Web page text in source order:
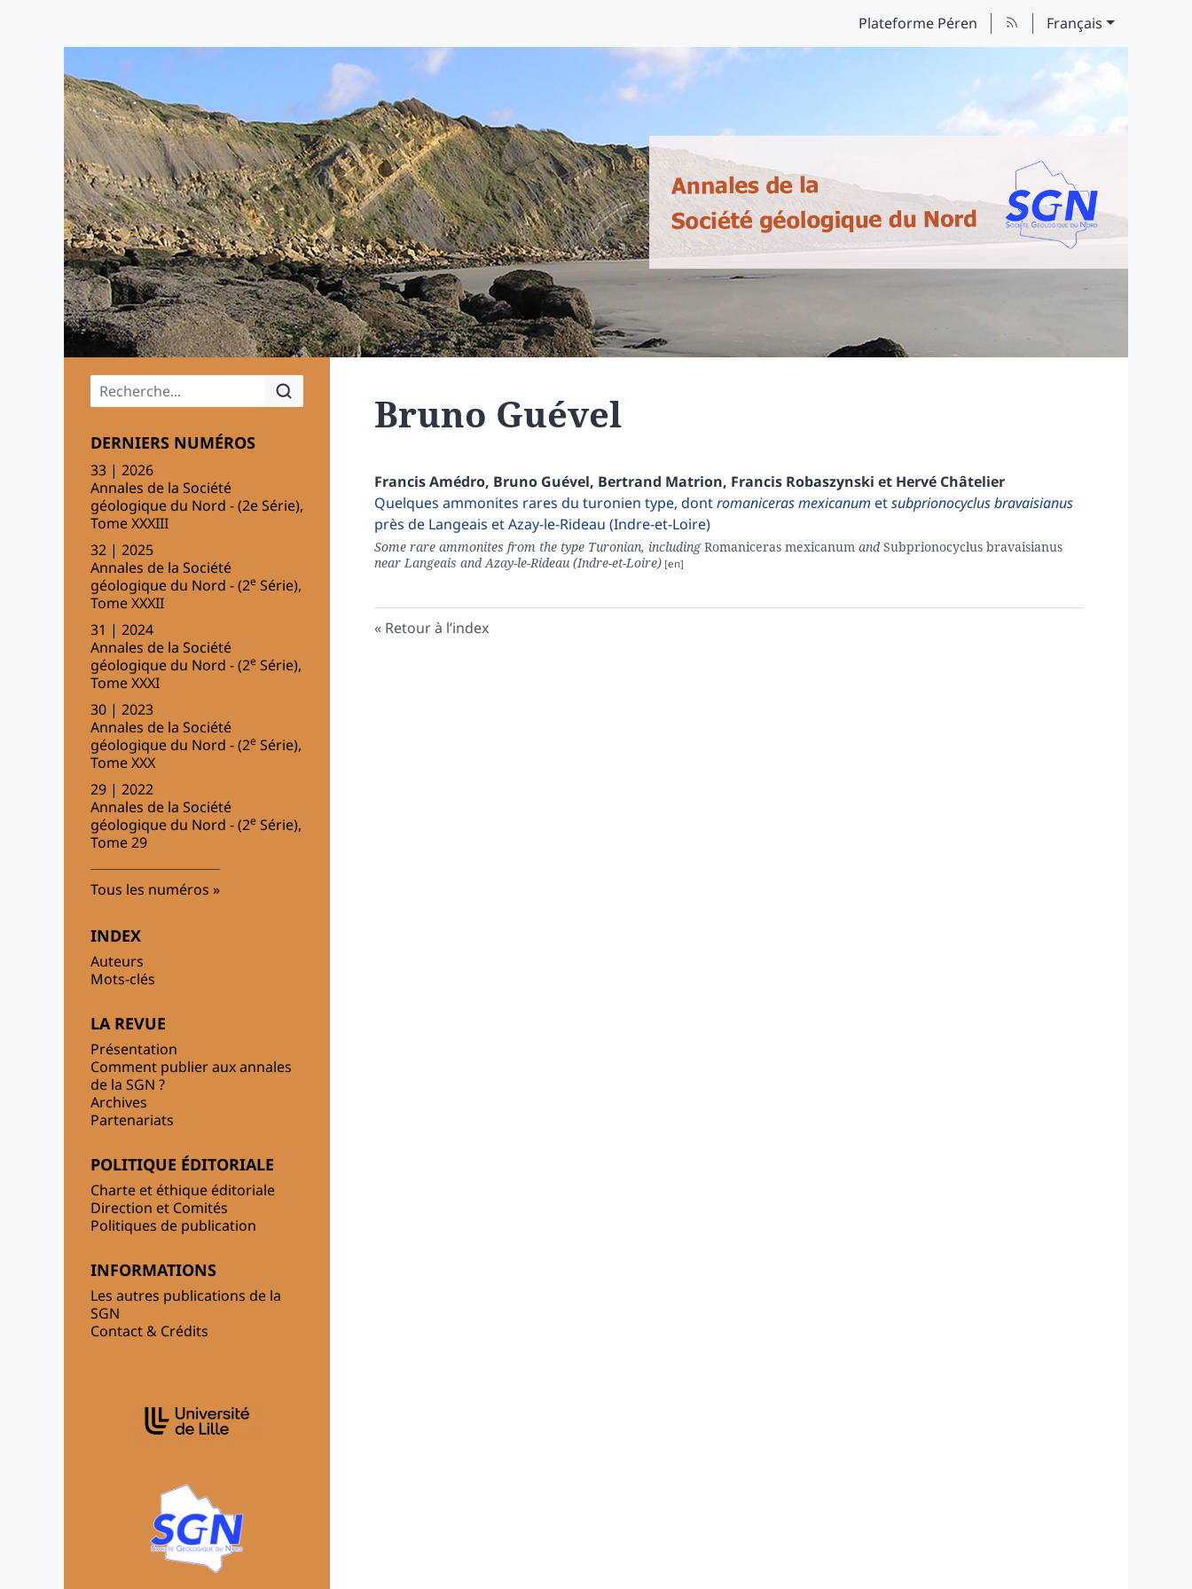
Plateforme Péren Français
Menu principal
DERNIERS NUMÉROS
33 | 2026
Annales de la Société
géologique du Nord - (2e Série),
Tome XXXIII
32 | 2025
Annales de la Société
géologique du Nord - (2e Série),
Tome XXXII
31 | 2024
Annales de la Société
géologique du Nord - (2e Série),
Tome XXXI
30 | 2023
Annales de la Société
géologique du Nord - (2e Série),
Tome XXX
29 | 2022
Annales de la Société
géologique du Nord - (2e Série),
Tome 29
Tous les numéros
INDEX
Auteurs
Mots-clés
LA REVUE
Présentation
Comment publier aux annales
de la SGN ?
Archives
Partenariats
POLITIQUE ÉDITORIALE
Charte et éthique éditoriale
Direction et Comités
Politiques de publication
INFORMATIONS
Les autres publications de la
SGN
Contact & Crédits
Bruno Guével
FrancisAmédro, Bruno Guével, Bertrand Matrion, Francis Robaszynski et Hervé Châtelier
Quelques ammonites rares du turonien type, dontromaniceras mexicanum etsubprionocyclus bravaisianus
près de Langeais et Azay-le-Rideau (Indre-et-Loire)
Some rare ammonites from the type Turonian, includingRomaniceras mexicanum and Subprionocyclus bravaisianus
near Langeais and Azay-le-Rideau (Indre-et-Loire)
Retour à l’index